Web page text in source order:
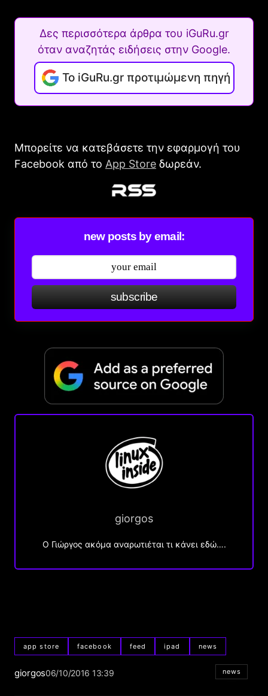
Δες περισσότερα άρθρα του iGuRu.gr
όταν αναζητάς ειδήσεις στην Google.
Το iGuRu.gr προτιμώμενη πηγή
Μπορείτε να κατεβάσετε την εφαρμογή του
Facebook από το App Store δωρεάν.
new posts by email:
subscribe
giorgos
Ο Γιώργος ακόμα αναρωτιέται τι κάνει εδώ….
app store facebook feed ipad news
giorgos06/10/2016 13:39 news